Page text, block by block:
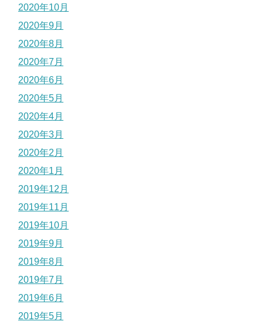
2020年10月
2020年9月
2020年8月
2020年7月
2020年6月
2020年5月
2020年4月
2020年3月
2020年2月
2020年1月
2019年12月
2019年11月
2019年10月
2019年9月
2019年8月
2019年7月
2019年6月
2019年5月